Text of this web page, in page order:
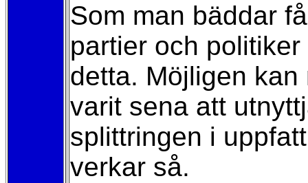
Som man bäddar
partier och
detta. Möjligen
varit sena att
splittringen i
verkar så.